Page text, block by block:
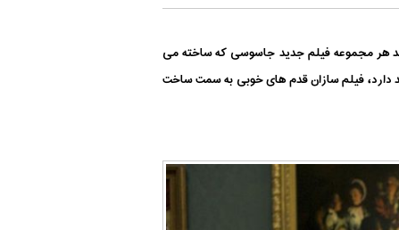
هر مجموعه فیلم جدید جاسوسی که ساخته می
دارد، فیلم سازان قدم های خوبی به سمت ساخت